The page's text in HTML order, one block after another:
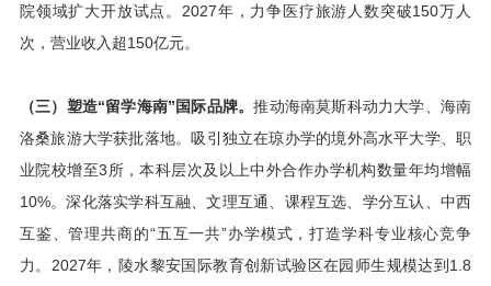
院领域扩大开放试点。2027年，力争医疗旅游人数突破150万人
次，营业收入超150亿元。
（三）塑造“留学海南”国际品牌。推动海南莫斯科动力大学、海南
洛桑旅游大学获批落地。吸引独立在琼办学的境外高水平大学、职
业院校增至3所，本科层次及以上中外合作办学机构数量年均增幅
10%。深化落实学科互融、文理互通、课程互选、学分互认、中西
互鉴、管理共商的“五互一共”办学模式，打造学科专业核心竞争
力。2027年，陵水黎安国际教育创新试验区在园师生规模达到1.8